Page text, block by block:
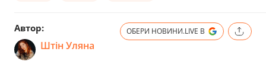
Автор:
Штін Уляна
ОБЕРИ НОВИНИ.LIVE В